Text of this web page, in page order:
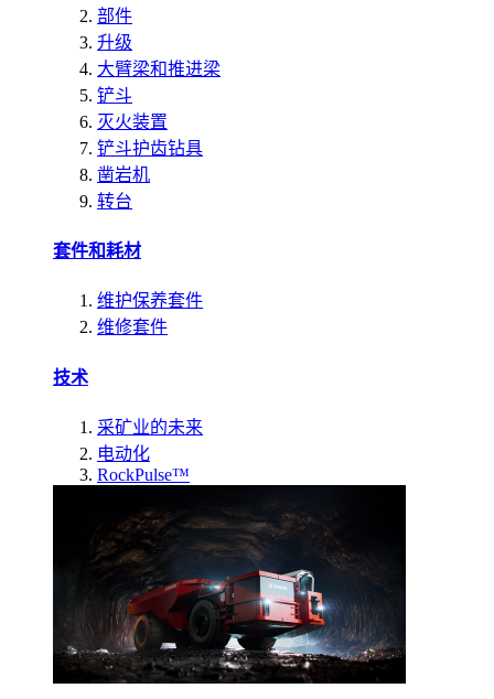
部件
升级
大臂梁和推进梁
铲斗
灭火装置
铲斗护齿钻具
凿岩机
转台
套件和耗材
维护保养套件
维修套件
技术
采矿业的未来
电动化
RockPulse™